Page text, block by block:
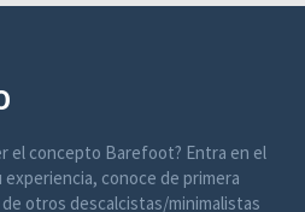
el concepto Barefoot? Entra en el
conoce de primera
de otros descalcistas/minimalistas